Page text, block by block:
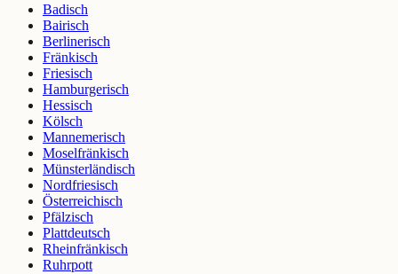
Badisch
Bairisch
Berlinerisch
Fränkisch
Friesisch
Hamburgerisch
Hessisch
Kölsch
Mannemerisch
Moselfränkisch
Münsterländisch
Nordfriesisch
Österreichisch
Pfälzisch
Plattdeutsch
Rheinfränkisch
Ruhrpott